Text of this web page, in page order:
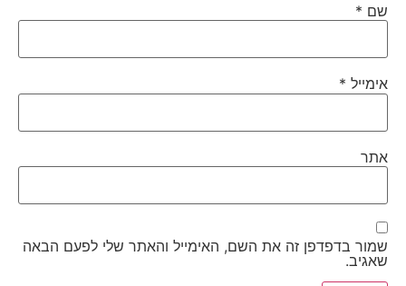
שם *
אימייל *
אתר
שמור בדפדפן זה את השם, האימייל והאתר שלי לפעם הבאה
שאגיב.